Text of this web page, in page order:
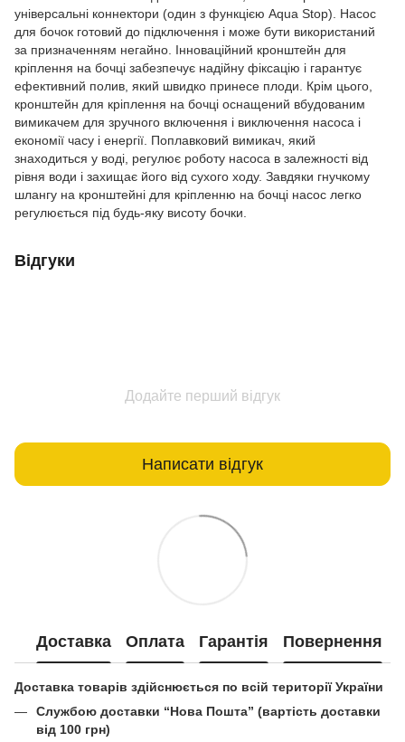
універсальні коннектори (один з функцією Aqua Stop). Насос
для бочок готовий до підключення і може бути використаний
за призначенням негайно. Інноваційний кронштейн для
кріплення на бочці забезпечує надійну фіксацію і гарантує
ефективний полив, який швидко принесе плоди. Крім цього,
кронштейн для кріплення на бочці оснащений вбудованим
вимикачем для зручного включення і виключення насоса і
економії часу і енергії. Поплавковий вимикач, який
знаходиться у воді, регулює роботу насоса в залежності від
рівня води і захищає його від сухого ходу. Завдяки гнучкому
шлангу на кронштейні для кріпленню на бочці насос легко
регулюється під будь-яку висоту бочки.
Відгуки
Додайте перший відгук
Написати відгук
Доставка Оплата Гарантія Повернення
Доставка товарів здійснюється по всій території України
Службою доставки “Нова Пошта” (вартість доставки
від 100 грн)